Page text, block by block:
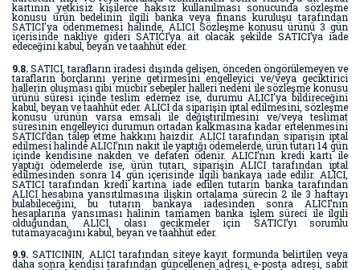
kartının yetkisiz kişilerce haksız kullanılması sonucunda sözleşme
konusu ürün bedelinin ilgili banka veya finans kuruluşu tarafından
SATICI'ya ödenmemesi halinde, ALICI Sözleşme konusu ürünü 3 gün
içerisinde nakliye gideri SATICI’ya ait olacak şekilde SATICI’ya iade
edeceğini kabul, beyan ve taahhüt eder.
9.8.SATICI, tarafların iradesi dışında gelişen, önceden öngörülemeyen ve
tarafların borçlarını yerine getirmesini engelleyici ve/veya geciktirici
hallerin oluşması gibi mücbir sebepler halleri nedeni ile sözleşme konusu
ürünü süresi içinde teslim edemez ise, durumu ALICI'ya bildireceğini
kabul, beyan ve taahhüt eder. ALICI da siparişin iptal edilmesini, sözleşme
konusu ürünün varsa emsali ile değiştirilmesini ve/veya teslimat
süresinin engelleyici durumun ortadan kalkmasına kadar ertelenmesini
SATICI’dan talep etme hakkını haizdir. ALICI tarafından siparişin iptal
edilmesi halinde ALICI’nın nakit ile yaptığı ödemelerde, ürün tutarı 14 gün
içinde kendisine nakden ve defaten ödenir. ALICI’nın kredi kartı ile
yaptığı ödemelerde ise, ürün tutarı, siparişin ALICI tarafından iptal
edilmesinden sonra 14 gün içerisinde ilgili bankaya iade edilir. ALICI,
SATICI tarafından kredi kartına iade edilen tutarın banka tarafından
ALICI hesabına yansıtılmasına ilişkin ortalama sürecin 2 ile 3 haftayı
bulabileceğini, bu tutarın bankaya iadesinden sonra ALICI’nın
hesaplarına yansıması halinin tamamen banka işlem süreci ile ilgili
olduğundan, ALICI, olası gecikmeler için SATICI’yı sorumlu
tutamayacağını kabul, beyan ve taahhüt eder.
9.9. SATICININ, ALICI tarafından siteye kayıt formunda belirtilen veya
daha sonra kendisi tarafından güncellenen adresi, e-posta adresi, sabit